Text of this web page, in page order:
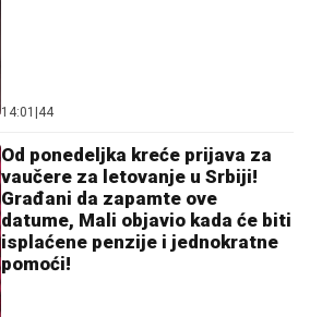
14:01 44
Od ponedeljka kreće prijava za
vaučere za letovanje u Srbiji!
Građani da zapamte ove
datume, Mali objavio kada će biti
isplaćene penzije i jednokratne
pomoći!